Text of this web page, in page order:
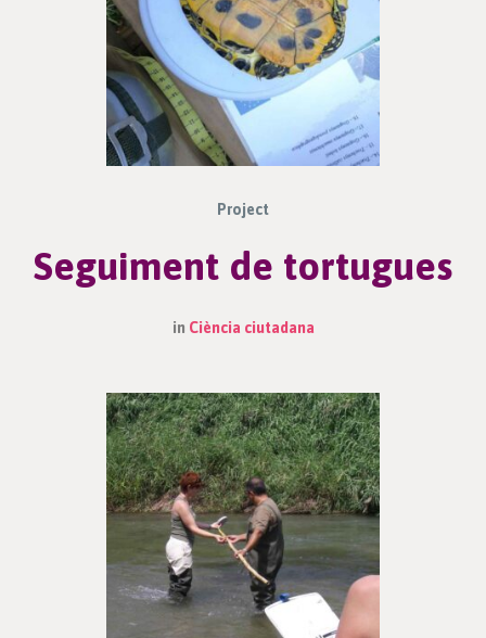
Project
Seguiment de tortugues
in Ciència ciutadana